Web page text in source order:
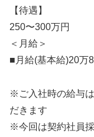
【待遇】
250〜300万円
＜月給＞
■月給(基本給)20万
※ご入社時の給与
だきます
※今回は契約社員